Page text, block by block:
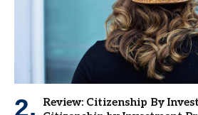
Review: Citizenship By